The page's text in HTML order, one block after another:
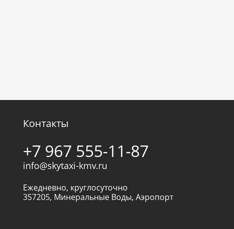
Контакты
+7 967 555-11-87
info@skytaxi-kmv.ru
Ежедневно, круглосуточно
357205, Минеральные Воды, Аэропорт